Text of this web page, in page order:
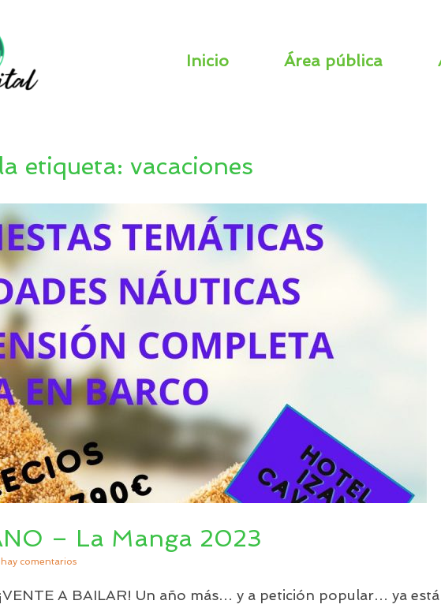
Inicio Área pública
etiqueta: vacaciones
– La Manga 2023
comentarios
A BAILAR! Un año más… y a petición popular… ya